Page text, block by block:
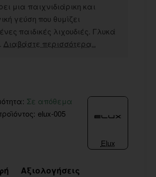
μια παιχνιδιάρικη και
γεύση που θυμίζει
παιδικές λιχουδιές. Γλυκά
Διαβάστε περισσότερα..
Σε απόθεμα
elux-005
Elux
Αξιολογήσεις